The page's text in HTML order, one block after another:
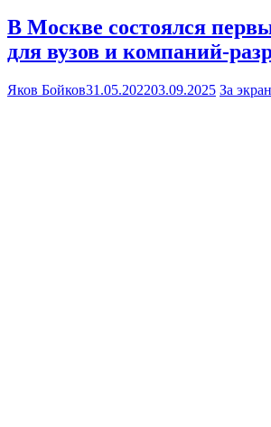
В Москве состоялся
для вузов и компаний-
Яков Бойков31.05.202203.09.2025 За